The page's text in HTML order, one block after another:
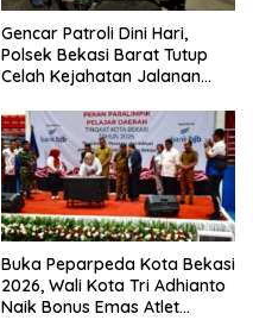
Gencar Patroli Dini Hari,
Polsek Bekasi Barat Tutup
Celah Kejahatan Jalanan
Buka Peparpeda Kota Bekasi
2026, Wali Kota Tri Adhianto
Naik Bonus Emas Atlet